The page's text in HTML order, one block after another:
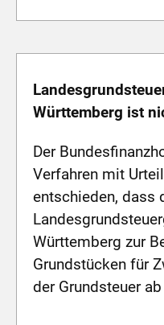
Württemberg ist
Der
Verfahren mit
entschieden, dass
Württemberg zur
Grundstücken für
der Grundsteuer